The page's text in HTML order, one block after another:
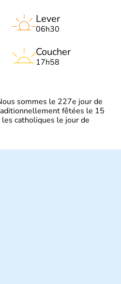
Lever
06h30
Coucher
17h58
sommes le 227e jour de
fêtées le 15
catholiques le jour de